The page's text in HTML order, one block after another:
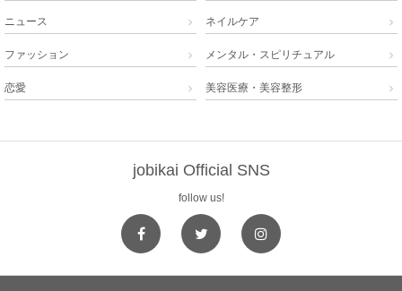
ニュース  ネイルケア 
ファッション  メンタル・スピリチュアル 
恋愛  美容医療・美容整形 
jobikai Official SNS
follow us!